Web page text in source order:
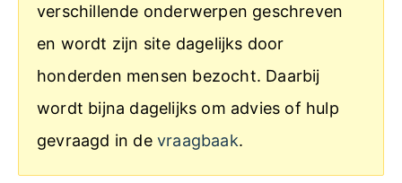
verschillende onderwerpen geschreven
en wordt zijn site dagelijks door
honderden mensen bezocht. Daarbij
wordt bijna dagelijks om advies of hulp
gevraagd in de vraagbaak.